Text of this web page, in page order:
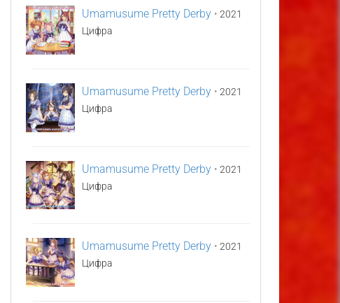
Umamusume Pretty Derby • 2021
Цифра
Umamusume Pretty Derby • 2021
Цифра
Umamusume Pretty Derby • 2021
Цифра
Umamusume Pretty Derby • 2021
Цифра